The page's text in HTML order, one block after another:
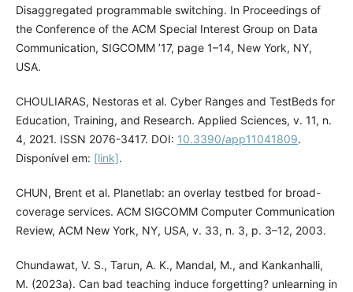
Disaggregated programmable switching. In Proceedings of
the Conference of the ACM Special Interest Group on Data
Communication, SIGCOMM ’17, page 1–14, New York, NY,
USA.
CHOULIARAS, Nestoras et al. Cyber Ranges and TestBeds for
Education, Training, and Research. Applied Sciences, v. 11, n.
4, 2021. ISSN 2076-3417. DOI: 10.3390/app11041809.
Disponível em: [link].
CHUN, Brent et al. Planetlab: an overlay testbed for broad-
coverage services. ACM SIGCOMM Computer Communication
Review, ACM New York, NY, USA, v. 33, n. 3, p. 3–12, 2003.
Chundawat, V. S., Tarun, A. K., Mandal, M., and Kankanhalli,
M. (2023a). Can bad teaching induce forgetting? unlearning in